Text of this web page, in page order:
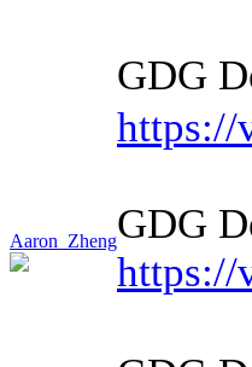
Aaron_Zheng
GDG
https://
GDG
https://